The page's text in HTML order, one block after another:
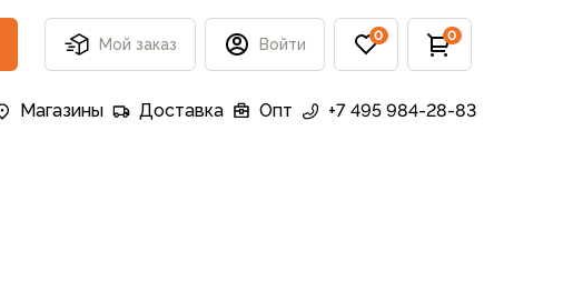
Мой заказ Войти 0 0
Магазины Доставка Опт +7 495 984-28-83